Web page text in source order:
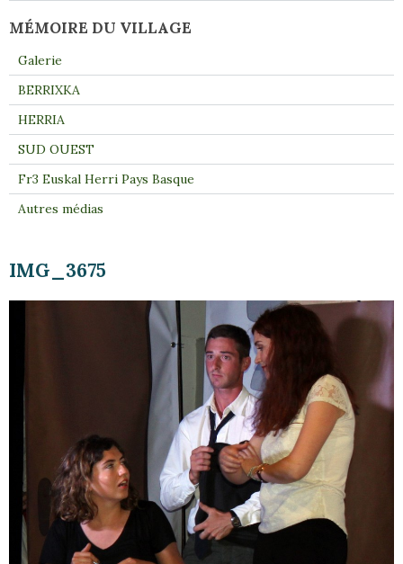
IMG_3675
MÉMOIRE DU VILLAGE
Galerie
BERRIXKA
HERRIA
SUD OUEST
Fr3 Euskal Herri Pays Basque
Autres médias